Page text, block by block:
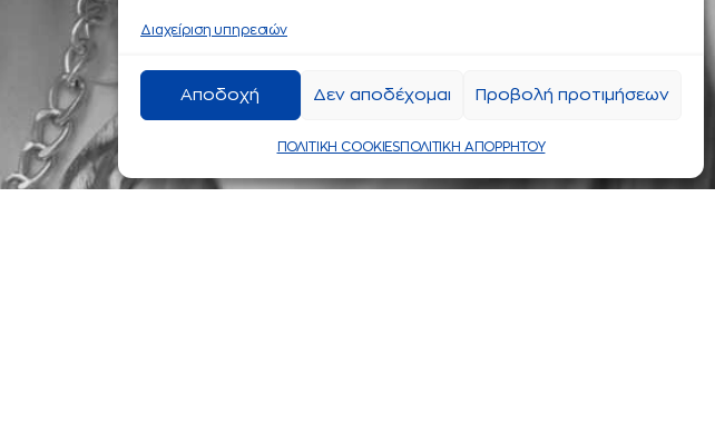
Διαχείριση υπηρεσιών
Αποδοχή Δεν αποδέχομαι Προβολή προτιμήσεων
ΠΟΛΙΤΙΚΗ COOKIESΠΟΛΙΤΙΚΗ ΑΠΟΡΡΗΤΟΥ